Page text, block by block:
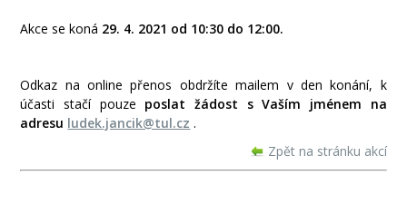
Akce se koná 29. 4. 2021 od 10:30 do 12:00.
Odkaz na online přenos obdržíte mailem v den konání, k
účasti stačí pouze poslat žádost s Vaším jménem na
adresu ludek.jancik@tul.cz .
Zpět na stránku akcí